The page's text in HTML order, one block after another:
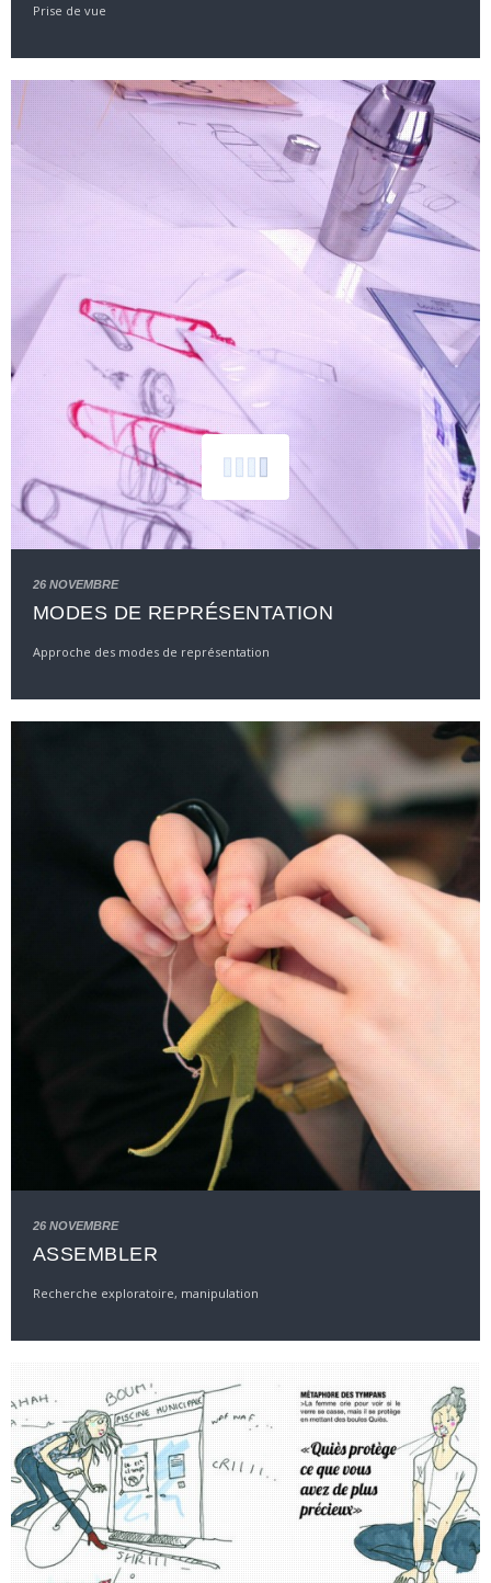
Prise de vue
26 NOVEMBRE
MODES DE REPRÉSENTATION
Approche des modes de représentation
26 NOVEMBRE
ASSEMBLER
Recherche exploratoire, manipulation